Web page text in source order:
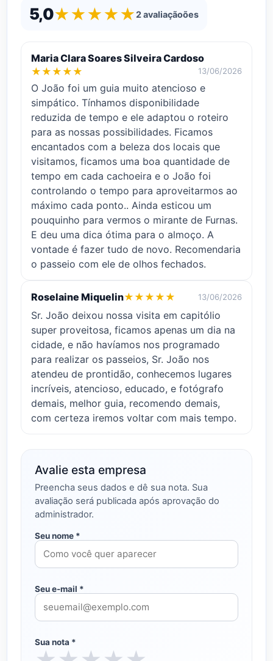
5,0★★★★★2 avaliaçãoões
Maria Clara Soares Silveira Cardoso
★ ★ ★ ★ ★ 13/06/2026
O João foi um guia muito atencioso e
simpático. Tínhamos disponibilidade
reduzida de tempo e ele adaptou o roteiro
para as nossas possibilidades. Ficamos
encantados com a beleza dos locais que
visitamos, ficamos uma boa quantidade de
tempo em cada cachoeira e o João foi
controlando o tempo para aproveitarmos ao
máximo cada ponto.. Ainda esticou um
pouquinho para vermos o mirante de Furnas.
E deu uma dica ótima para o almoço. A
vontade é fazer tudo de novo. Recomendaria
o passeio com ele de olhos fechados.
Roselaine Miquelin★ ★ ★ ★ ★ 13/06/2026
Sr. João deixou nossa visita em capitólio
super proveitosa, ficamos apenas um dia na
cidade, e não havíamos nos programado
para realizar os passeios, Sr. João nos
atendeu de prontidão, conhecemos lugares
incríveis, atencioso, educado, e fotógrafo
demais, melhor guia, recomendo demais,
com certeza iremos voltar com mais tempo.
Avalie esta empresa
Preencha seus dados e dê sua nota. Sua
avaliação será publicada após aprovação do
administrador.
Seu nome *
Seu e-mail *
Sua nota *